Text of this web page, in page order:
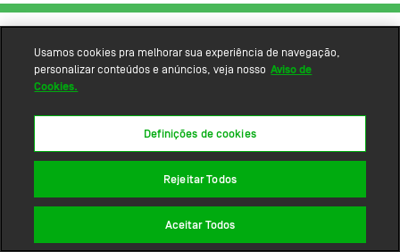
Usamos cookies pra melhorar sua experiência de navegação,
personalizar conteúdos e anúncios, veja nosso Aviso de
Cookies.
Definições de cookies
Rejeitar Todos
Aceitar Todos